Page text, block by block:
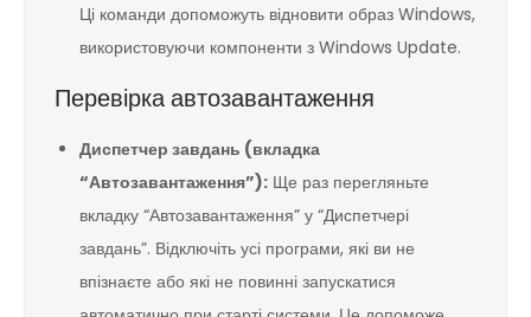
Ці команди допоможуть відновити образ Windows,
використовуючи компоненти з Windows Update.
Перевірка автозавантаження
Диспетчер завдань (вкладка
“Автозавантаження”): Ще раз перегляньте
вкладку “Автозавантаження” у “Диспетчері
завдань”. Відключіть усі програми, які ви не
впізнаєте або які не повинні запускатися